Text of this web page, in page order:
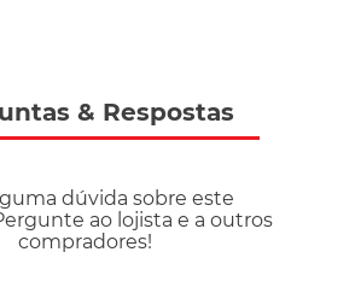
& Respostas
dúvida sobre este
ao lojista e a outros
compradores!